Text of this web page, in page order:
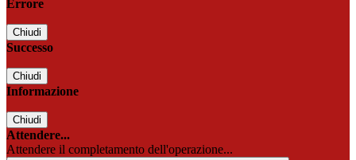
Errore
Chiudi
Successo
Chiudi
Informazione
Chiudi
Attendere...
Attendere il completamento dell'operazione...